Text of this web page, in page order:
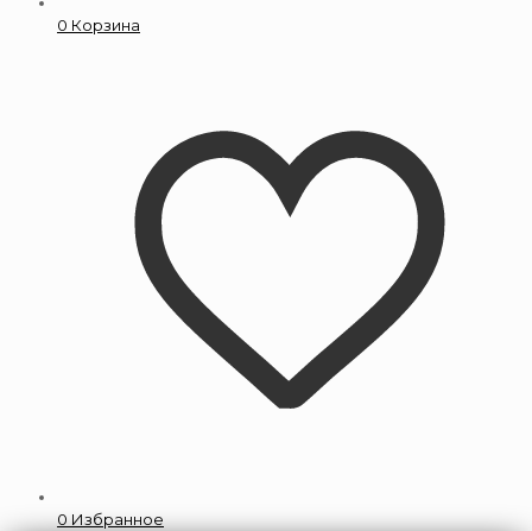
0 Корзина
0 Избранное